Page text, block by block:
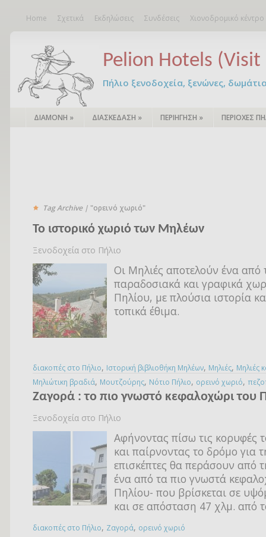
Home Σχετικά Εκδηλώσεις Συνδέσεις Χιονοδρομικό
Pelion Hotels (Visit
Πήλιο ξενοδοχεία, ξενώνες,
ΔΙΑΜΟΝΗ » ΔΙΑΣΚΕΔΑΣΗ » ΠΕΡΙΗΓΗΣΗ » ΠΕΡΙΟΧΕΣ
Tag Archive | "ορεινό χωριό"
Το ιστορικό χωριό των Μηλέων
Ξενοδοχεία στο Πήλιο
Οι Μηλιές αποτελούν ένα από
παραδοσιακά και γραφικά
Πηλίου, με πλούσια ιστορία
τοπικά έθιμα.
διακοπές στο Πήλιο, Ιστορική βιβλιοθήκη Μηλέων, Μηλιές, Μηλιές
Μηλιώτικη βραδιά, Μουτζούρης, Νότιο Πήλιο, ορεινό χωριό,
Ζαγορά : το πιο γνωστό κεφαλοχώρι του
Ξενοδοχεία στο Πήλιο
Αφήνοντας πίσω τις κορυφές
και παίρνοντας το δρόμο για
επισκέπτες θα περάσουν από
ένα από τα πιο γνωστά
Πηλίου- που βρίσκεται σε
και σε απόσταση 47 χλμ. από
διακοπές στο Πήλιο, Ζαγορά, ορεινό χωριό